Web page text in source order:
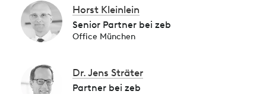
Horst Kleinlein
Senior Partner bei zeb
Office München
Dr. Jens Sträter
Partner bei zeb